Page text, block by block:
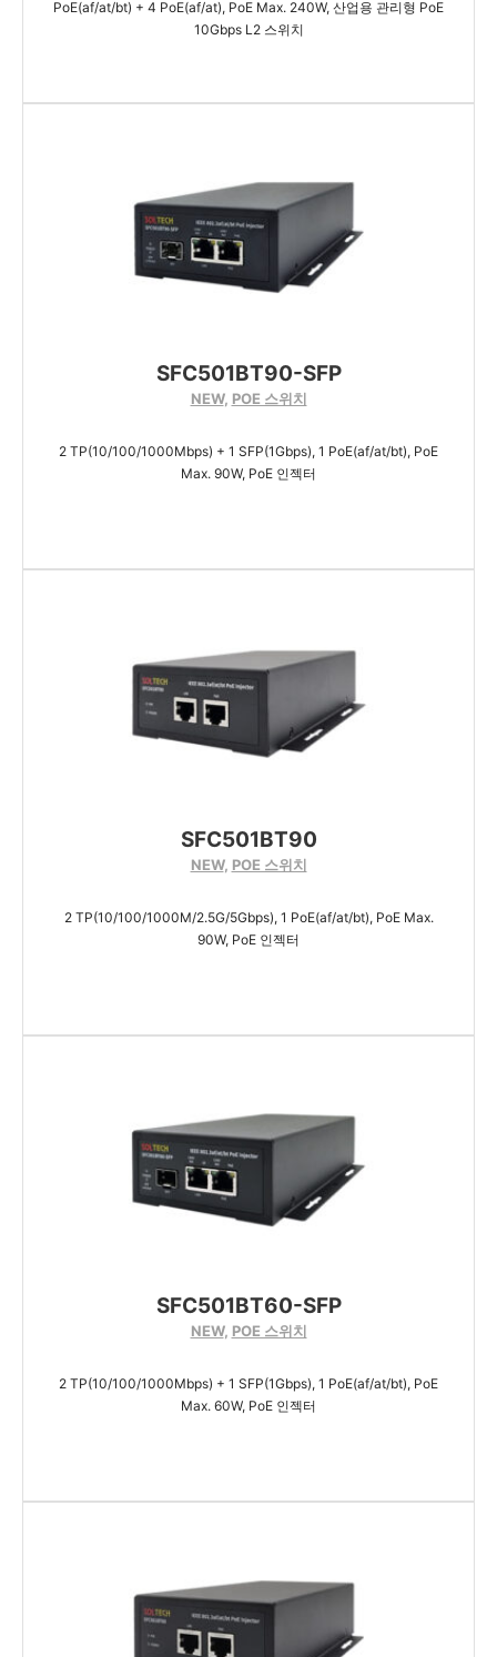
PoE(af/at/bt) + 4 PoE(af/at), PoE Max. 240W, 산업용 관리형 PoE
10Gbps L2 스위치
SFC501BT90-SFP
NEW, POE 스위치
2 TP(10/100/1000Mbps) + 1 SFP(1Gbps), 1 PoE(af/at/bt), PoE
Max. 90W, PoE 인젝터
SFC501BT90
NEW, POE 스위치
2 TP(10/100/1000M/2.5G/5Gbps), 1 PoE(af/at/bt), PoE Max.
90W, PoE 인젝터
SFC501BT60-SFP
NEW, POE 스위치
2 TP(10/100/1000Mbps) + 1 SFP(1Gbps), 1 PoE(af/at/bt), PoE
Max. 60W, PoE 인젝터